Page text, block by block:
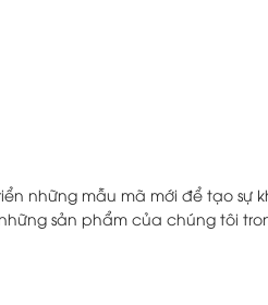
những mẫu mã mới để tạo sự
sản phẩm của chúng tôi